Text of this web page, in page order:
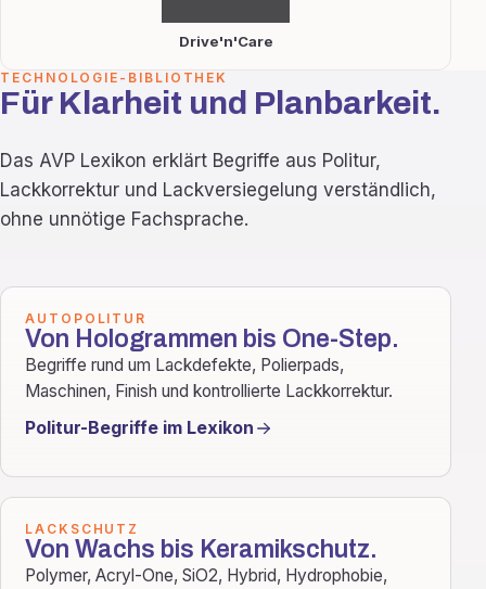
Drive'n'Care
TECHNOLOGIE-BIBLIOTHEK
Für Klarheit und Planbarkeit.
Das AVP Lexikon erklärt Begriffe aus Politur,
Lackkorrektur und Lackversiegelung verständlich,
ohne unnötige Fachsprache.
AUTOPOLITUR
Von Hologrammen bis One-Step.
Begriffe rund um Lackdefekte, Polierpads,
Maschinen, Finish und kontrollierte Lackkorrektur.
Politur-Begriffe im Lexikon
LACKSCHUTZ
Von Wachs bis Keramikschutz.
Polymer, Acryl-One, SiO2, Hybrid, Hydrophobie,